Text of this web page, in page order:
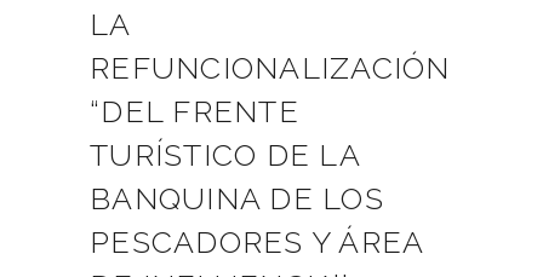
LA
REFUNCIONALIZACIÓN
“DEL FRENTE
TURÍSTICO DE LA
BANQUINA DE LOS
PESCADORES Y ÁREA